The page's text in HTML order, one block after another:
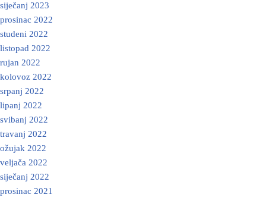
siječanj 2023
prosinac 2022
studeni 2022
listopad 2022
rujan 2022
kolovoz 2022
srpanj 2022
lipanj 2022
svibanj 2022
travanj 2022
ožujak 2022
veljača 2022
siječanj 2022
prosinac 2021